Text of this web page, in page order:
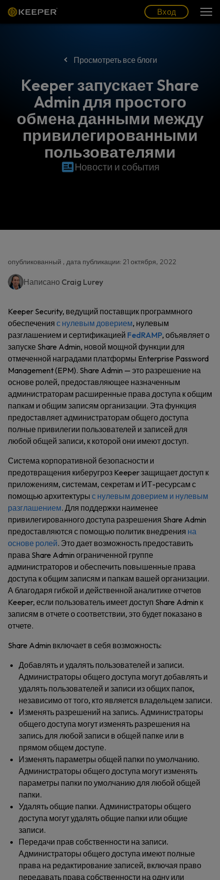
Вход
Просмотреть все блоги
Keeper запускает Share
Admin для простого
обмена данными между
привилегированными
пользователями
Новости и события
опубликованный , дата публикации: 21 октября, 2022
Написано Craig Lurey
Keeper Security, ведущий поставщик программного
обеспечения с нулевым доверием, нулевым
разглашением и сертификацией FedRAMP, объявляет о
запуске Share Admin, новой мощной функции для
отмеченной наградами платформы Enterprise Password
Management (EPM). Share Admin — это разрешение на
основе ролей, предоставляющее назначенным
администраторам расширенные права доступа к общим
папкам и общим записям организации. Эта функция
предоставляет администраторам общего доступа
полные привилегии пользователей и записей для
любой общей записи, к которой они имеют доступ.
Система корпоративной безопасности и
предотвращения киберугроз Keeper защищает доступ к
приложениям, системам, секретам и ИТ-ресурсам с
помощью архитектуры с нулевым доверием и нулевым
разглашением. Для поддержки наименее
привилегированного доступа разрешения Share Admin
предоставляются с помощью политик внедрения на
основе ролей. Это дает возможность предоставить
права Share Admin ограниченной группе
администраторов и обеспечить повышенные права
доступа к общим записям и папкам вашей организации.
А благодаря гибкой и действенной аналитике отчетов
Keeper, если пользователь имеет доступ Share Admin к
записям в отчете о соответствии, это будет показано в
отчете.
Share Admin включает в себя возможность:
Добавлять и удалять пользователей и записи.
Администраторы общего доступа могут добавлять и
удалять пользователей и записи из общих папок,
независимо от того, кто является владельцем записи.
Изменять разрешений на запись. Администраторы
общего доступа могут изменять разрешения на
запись для любой записи в общей папке или в
прямом общем доступе.
Изменять параметры общей папки по умолчанию.
Администраторы общего доступа могут изменять
параметры папки по умолчанию для любой общей
папки.
Удалять общие папки. Администраторы общего
доступа могут удалять общие папки или общие
записи.
Передачи прав собственности на записи.
Администраторы общего доступа имеют полные
права на редактирование записей, включая право
передавать права собственности на одну или